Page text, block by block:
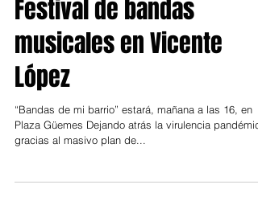
Vicente López
Festival de bandas
musicales en Vicente
López
“Bandas de mi barrio” estará, mañana a las 16, en